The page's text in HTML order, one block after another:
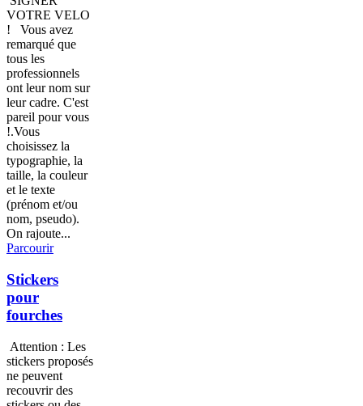
VOTRE VELO
! Vous avez
remarqué que
tous les
professionnels
ont leur nom sur
leur cadre. C'est
pareil pour vous
!.Vous
choisissez la
typographie, la
taille, la couleur
et le texte
(prénom et/ou
nom, pseudo).
On rajoute...
Parcourir
Stickers
pour
fourches
Attention : Les
stickers proposés
ne peuvent
recouvrir des